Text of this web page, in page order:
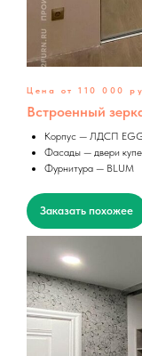
Цена от 110 000
Встроенный
Корпус — ЛДСП
Фасады — двери
Фурнитура — BLUM
Заказать похожее